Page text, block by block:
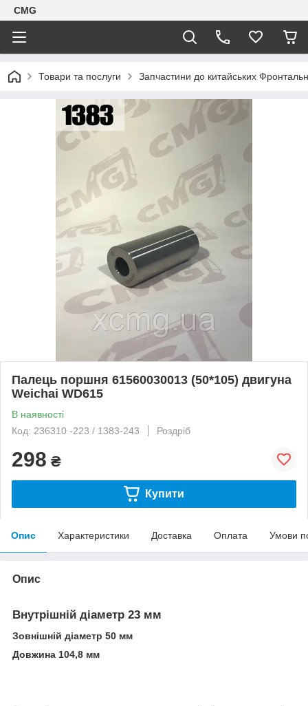
CMG
Товари та послуги Запчастини до китайських
Палець поршня 61560030013 (50*105) двигуна
Weichai WD615
В наявності
Код: 236310 -223 / 1383-243
Роздріб
298 ₴
Купити
Опис Характеристики Доставка Оплата Умови
Опис
Внутрішній діаметр 23 мм
Зовнішній діаметр 50 мм
Довжина 104,8 мм